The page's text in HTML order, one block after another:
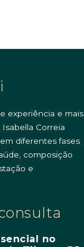
experiência e mais
Correia
diferentes fases
composição
e
no